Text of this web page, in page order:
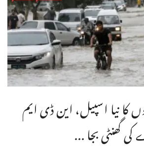
نیا اسپیل، این ڈی ایم
بجا ...